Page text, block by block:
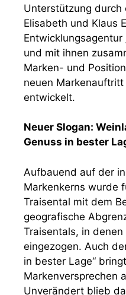
Unterstützung durch
Elisabeth und Klaus
Entwicklungsagentur
und mit ihnen
Marken- und
neuen
entwickelt.
Neuer Slogan:
Genuss in bester
Aufbauend auf der
Markenkerns wurde
Traisental mit dem
geografische
Traisentals, in
eingezogen. Auch
in bester Lage“
Markenversprechen
Unverändert blieb